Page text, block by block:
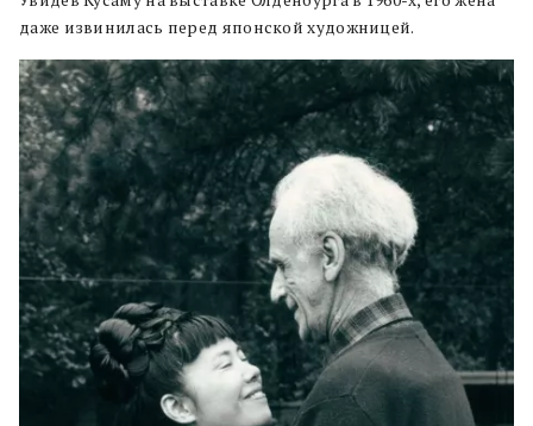
даже извинилась перед японской художницей.